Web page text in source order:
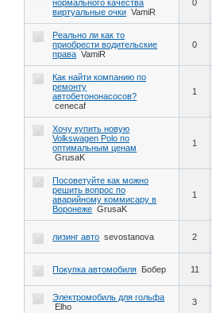
нормального качества
виртуальные очки VamiR
0
Реально ли как то
приобрести водительские
права VamiR
0
Как найти компанию по
ремонту
автобетононасосов?
cenecaf
1
Хочу купить новую
Volkswagen Polo по
оптимальным ценам
GrusaK
1
Посоветуйте как можно
решить вопрос по
аварийному коммисару в
Воронеже GrusaK
1
лизинг авто sevostanova 2
Покупка автомобиля Бобер 11
Электромобиль для гольфа
Elho
3